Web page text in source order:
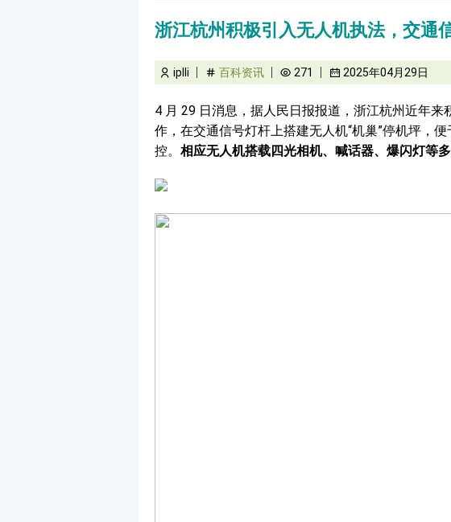
浙江杭州积极引入无人机执法，交通
iplli 百科资讯 271 2025年04月29日
4 月 29 日消息，据人民日报报道，浙江杭州近年
作，在交通信号灯杆上搭建无人机“机巢”停机坪，
控。 相应无人机搭载四光相机、喊话器、爆闪灯等